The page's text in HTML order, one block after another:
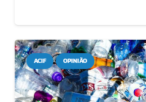
ACIF OPINIÃO